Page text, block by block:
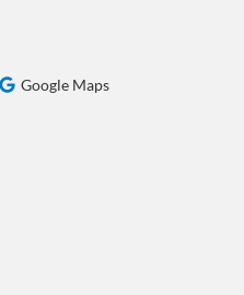
Google Maps